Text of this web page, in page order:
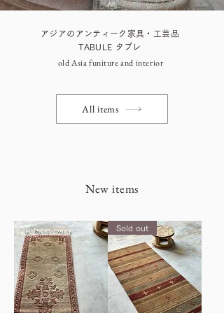
アジアのアンティーク家具・工芸品
TABULE タブレ
old Asia funiture and interior
All items
New items
Sold out